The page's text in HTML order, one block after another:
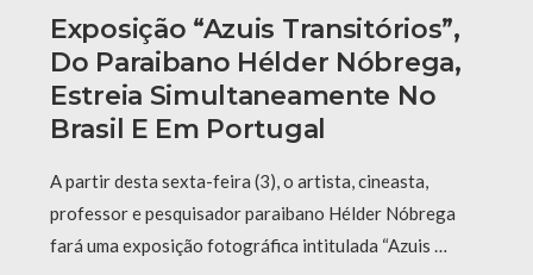
Exposição “Azuis Transitórios”,
Do Paraibano Hélder Nóbrega,
Estreia Simultaneamente No
Brasil E Em Portugal
A partir desta sexta-feira (3), o artista, cineasta,
professor e pesquisador paraibano Hélder Nóbrega
fará uma exposição fotográfica intitulada “Azuis …